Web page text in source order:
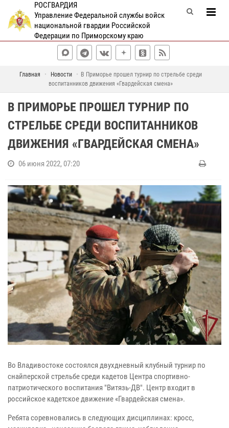
РОСГВАРДИЯ
Управление Федеральной службы войск
национальной гвардии Российской
Федерации по Приморскому краю
Главная Новости
В Приморье прошел турнир по стрельбе среди
воспитанников движения «Гвардейская смена»
В ПРИМОРЬЕ ПРОШЕЛ ТУРНИР ПО
СТРЕЛЬБЕ СРЕДИ ВОСПИТАННИКОВ
ДВИЖЕНИЯ «ГВАРДЕЙСКАЯ СМЕНА»
06 июня 2022, 07:20
Во Владивостоке состоялся двухдневный клубный турнир по
снайперской стрельбе среди кадетов Центра спортивно-
патриотического воспитания "Витязь-ДВ". Центр входит в
российское кадетское движение «Гвардейская смена».
Ребята соревновались в следующих дисциплинах: кросс,